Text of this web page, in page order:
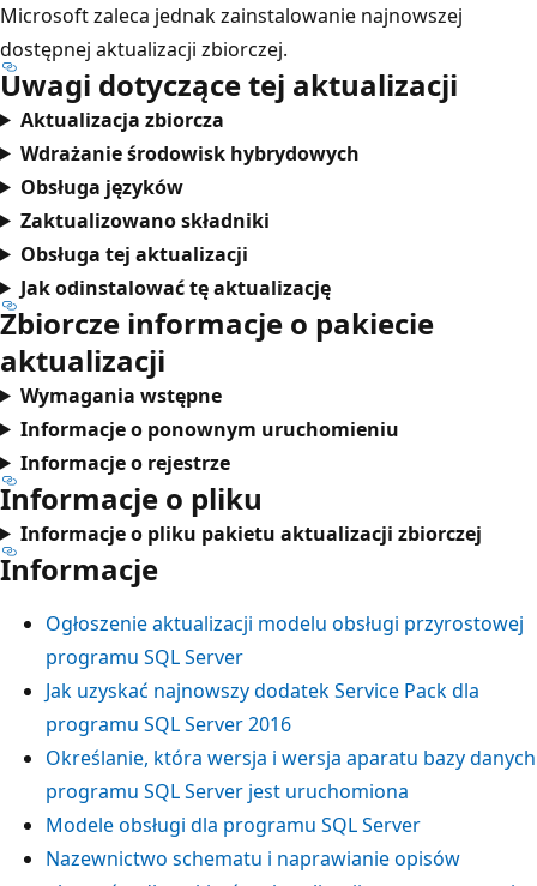
Microsoft zaleca jednak zainstalowanie najnowszej
dostępnej aktualizacji zbiorczej.
Uwagi dotyczące tej aktualizacji
Aktualizacja zbiorcza
Wdrażanie środowisk hybrydowych
Obsługa języków
Zaktualizowano składniki
Obsługa tej aktualizacji
Jak odinstalować tę aktualizację
Zbiorcze informacje o pakiecie
aktualizacji
Wymagania wstępne
Informacje o ponownym uruchomieniu
Informacje o rejestrze
Informacje o pliku
Informacje o pliku pakietu aktualizacji zbiorczej
Informacje
Ogłoszenie aktualizacji modelu obsługi przyrostowej
programu SQL Server
Jak uzyskać najnowszy dodatek Service Pack dla
programu SQL Server 2016
Określanie, która wersja i wersja aparatu bazy danych
programu SQL Server jest uruchomiona
Modele obsługi dla programu SQL Server
Nazewnictwo schematu i naprawianie opisów